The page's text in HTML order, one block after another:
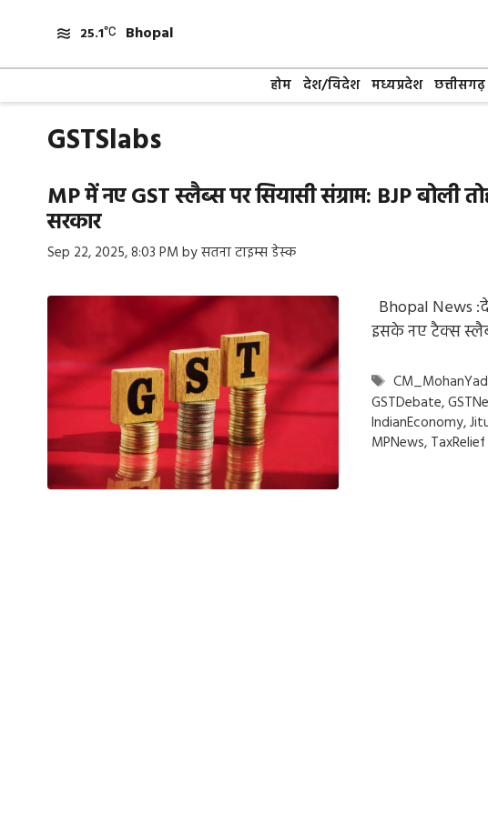
content
25.1 Bhopal
होम देश/विदेश मध्यप्रदेश छत्तीसगढ़
GSTSlabs
MP में नए GST स्लैब्स पर सियासी संग्राम: BJP बोली
सरकार
Sep 22, 2025, 8:03 PM byसतना टाइम्स डेस्क
Bhopal News
इसके नए टैक्स
Tags
GSTDebate,
IndianEconomy,
MPNews, TaxRelief